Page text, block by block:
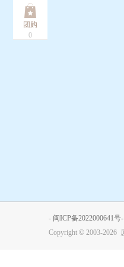
团购
0
- 闽ICP备2022000641号-
Copyright © 2003-2026